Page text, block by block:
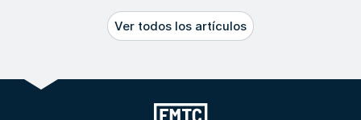
Ver todos los artículos